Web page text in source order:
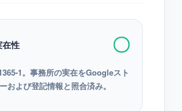
在性 〇
1。事務所の実在をGoogleスト
および登記情報と照合済み。